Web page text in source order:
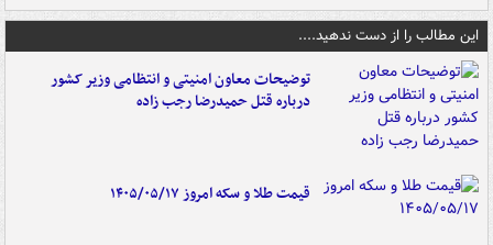
این مطالب را از دست ندهید....
توضیحات معاون امنیتی و انتظامی وزیر کشور
درباره قتل حمیدرضا رجب زاده
قیمت طلا و سکه امروز ۱۴۰۵/۰۵/۱۷